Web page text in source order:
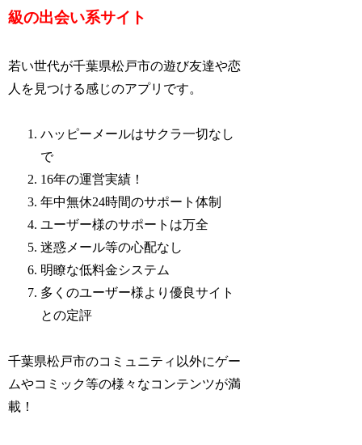
級の出会い系サイト
若い世代が千葉県松戸市の遊び友達や恋
人を見つける感じのアプリです。
ハッピーメールはサクラ一切なし
で
16年の運営実績！
年中無休24時間のサポート体制
ユーザー様のサポートは万全
迷惑メール等の心配なし
明瞭な低料金システム
多くのユーザー様より優良サイト
との定評
千葉県松戸市のコミュニティ以外にゲー
ムやコミック等の様々なコンテンツが満
載！